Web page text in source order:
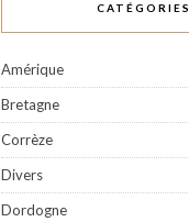
CATÉGORIES
Amérique
Bretagne
Corrèze
Divers
Dordogne